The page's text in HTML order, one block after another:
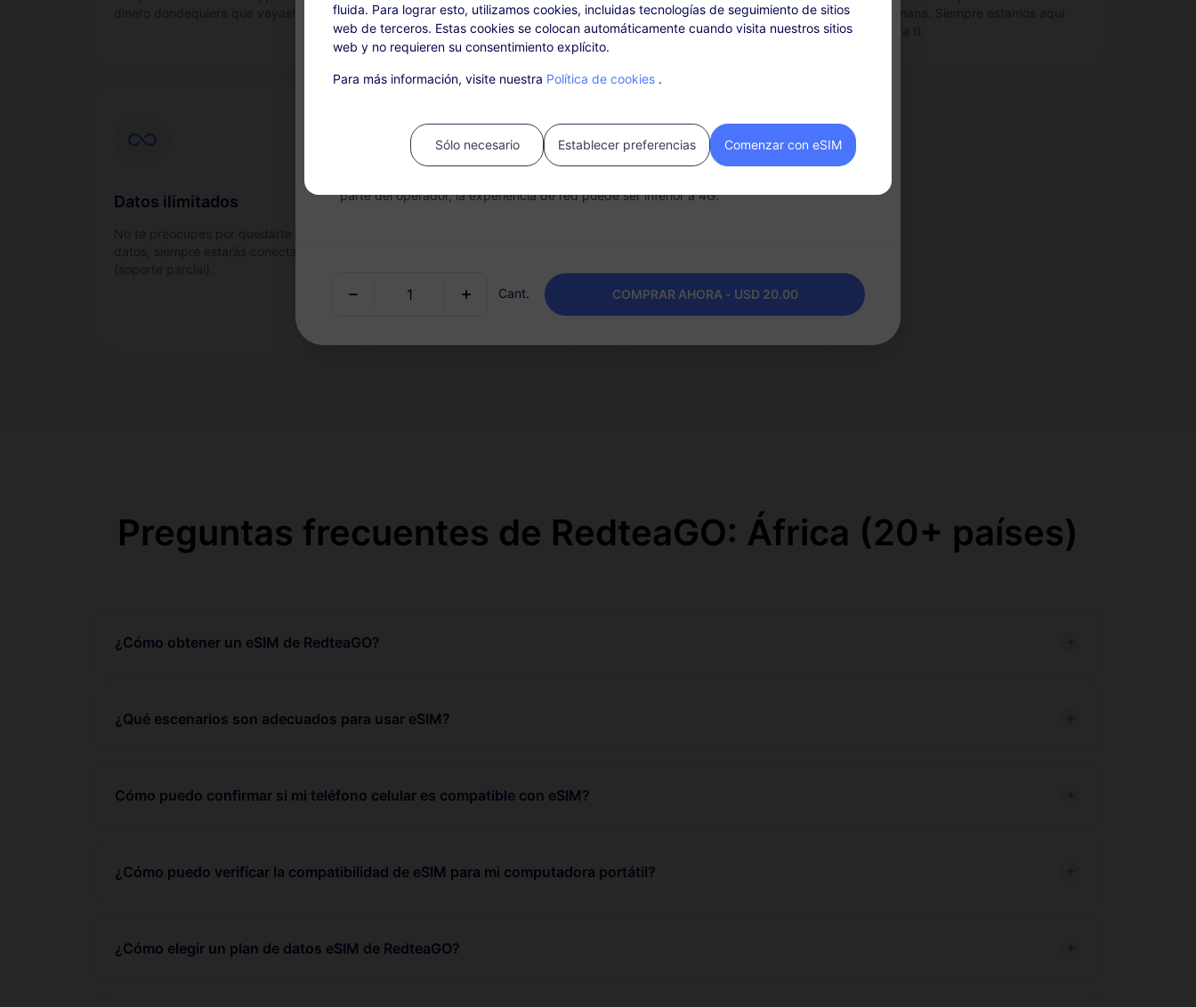
Datos ilimitados
Servicio de llamadas y
¡Prueba el paquete eSIM de
Compartición de hotspot
mientras viajas.
Preguntas frecuentes de RedteaGO: África (20+ países)
¿Cómo obtener un eSIM de RedteaGO?
¿Qué escenarios son adecuados para usar eSIM?
Cómo puedo confirmar si mi teléfono celular es compatible con eSIM?
¿Cómo puedo verificar la compatibilidad de eSIM para mi computadora portátil?
¿Cómo elegir un plan de datos eSIM de RedteaGO?
Detalles del Plan
Este servicio no requiere una tarjeta SIM. Por favor, actívalo dentro de los 30 días
posteriores a la compra, ya que los paquetes caducados y no activados no serán
utilizables ni reembolsables. Si se agota el uso de datos del paquete dentro del período
parte del operador, la experiencia de red puede ser inferior a 4G.
Cant. COMPRAR AHORA - USD 20.00
fluida. Para lograr esto, utilizamos cookies, incluidas tecnologías de seguimiento de sitios
web de terceros. Estas cookies se colocan automáticamente cuando visita nuestros sitios
web y no requieren su consentimiento explícito.
Para más información, visite nuestra Política de cookies .
Sólo necesario Establecer preferencias Comenzar con eSIM